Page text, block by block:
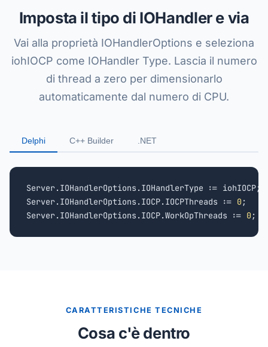
Imposta il tipo di IOHandler e via
Vai alla proprietà IOHandlerOptions e seleziona
iohIOCP come IOHandler Type. Lascia il numero
di thread a zero per dimensionarlo
automaticamente dal numero di CPU.
Delphi C++ Builder .NET
Server.IOHandlerOptions.IOHandlerType := iohIOCP;
Server.IOHandlerOptions.IOCP.IOCPThreads := 0 ;
Server.IOHandlerOptions.IOCP.WorkOpThreads := 0 ;
CARATTERISTICHE TECNICHE
Cosa c'è dentro